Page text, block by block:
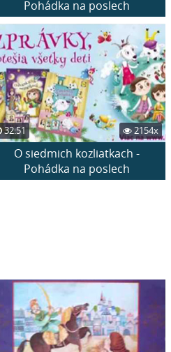
Pohádka na poslech
32:51 2154x
O siedmich kozliatkach -
Pohádka na poslech